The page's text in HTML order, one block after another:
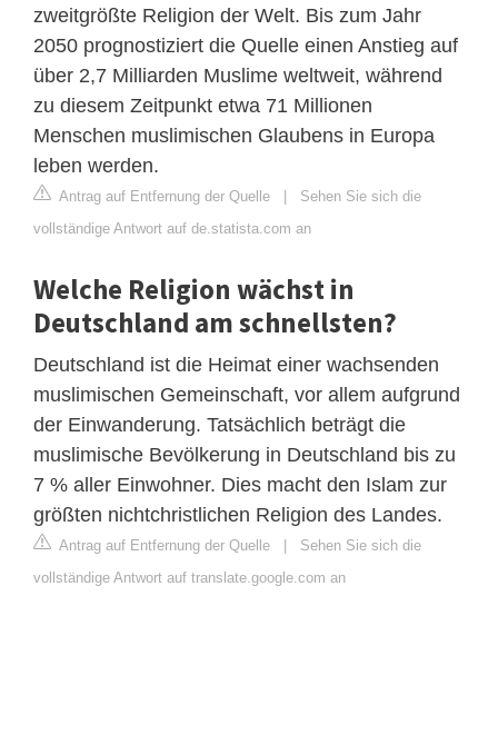
zweitgrößte Religion der Welt. Bis zum Jahr
2050 prognostiziert die Quelle einen Anstieg auf
über 2,7 Milliarden Muslime weltweit, während
zu diesem Zeitpunkt etwa 71 Millionen
Menschen muslimischen Glaubens in Europa
leben werden.
Antrag auf Entfernung der Quelle | Sehen Sie sich die
vollständige Antwort auf de.statista.com an
Welche Religion wächst in
Deutschland am schnellsten?
Deutschland ist die Heimat einer wachsenden
muslimischen Gemeinschaft, vor allem aufgrund
der Einwanderung. Tatsächlich beträgt die
muslimische Bevölkerung in Deutschland bis zu
7 % aller Einwohner. Dies macht den Islam zur
größten nichtchristlichen Religion des Landes.
Antrag auf Entfernung der Quelle | Sehen Sie sich die
vollständige Antwort auf translate.google.com an